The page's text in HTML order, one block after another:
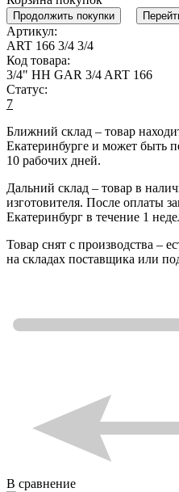
Продолжить покупки
Артикул:
ART 166 3/4 3/4
Код товара:
3/4" НН GAR 3/4 ART 166
Статус:
7
Ближний склад – товар
Екатеринбурге и может быть
10 рабочих дней.
Дальний склад – товар в
изготовителя. После оплаты
Екатеринбург в течение 1
Товар снят с производства –
на складах поставщика или
В сравнение